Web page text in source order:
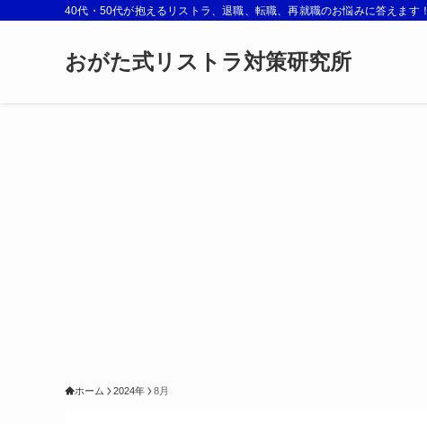
40代・50代が抱えるリストラ、退職、転職、再就職のお悩みに答えます！
おがた式リストラ対策研究所
ホーム 2024年 8月